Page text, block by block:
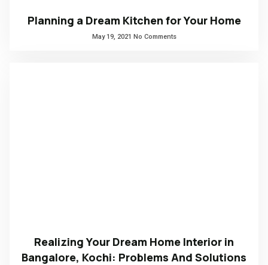
Planning a Dream Kitchen for Your Home
May 19, 2021 No Comments
Realizing Your Dream Home Interior in
Bangalore, Kochi: Problems And Solutions